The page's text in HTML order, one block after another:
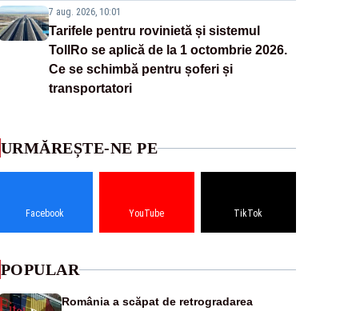
7 aug. 2026, 10:01
Tarifele pentru rovinietă și sistemul
TollRo se aplică de la 1 octombrie 2026.
Ce se schimbă pentru șoferi și
transportatori
URMĂREȘTE-NE PE
Facebook YouTube TikTok
POPULAR
România a scăpat de retrogradarea